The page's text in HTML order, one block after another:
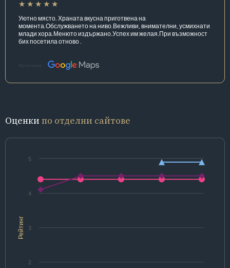
Уютно място. Храната вкусна приготвена на
момента.Обслужването на ниво.Вежливи, внимателни, усмихнати
млади хора.Менюто издържано.Успех им желая.При възможност
бих посетила отново .
Източник:
Оценки по отделни сайтове
Рейтинг
2
3
4
5